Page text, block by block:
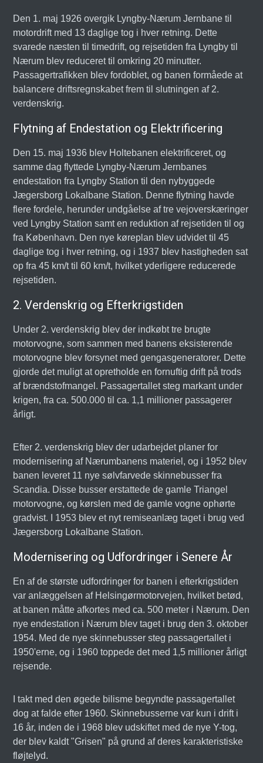
Den 1. maj 1926 overgik Lyngby-Nærum Jernbane til
motordrift med 13 daglige tog i hver retning. Dette
svarede næsten til timedrift, og rejsetiden fra Lyngby til
Nærum blev reduceret til omkring 20 minutter.
Passagertrafikken blev fordoblet, og banen formåede at
balancere driftsregnskabet frem til slutningen af 2.
verdenskrig.
Flytning af Endestation og Elektrificering
Den 15. maj 1936 blev Holtebanen elektrificeret, og
samme dag flyttede Lyngby-Nærum Jernbanes
endestation fra Lyngby Station til den nybyggede
Jægersborg Lokalbane Station. Denne flytning havde
flere fordele, herunder undgåelse af tre vejoverskæringer
ved Lyngby Station samt en reduktion af rejsetiden til og
fra København. Den nye køreplan blev udvidet til 45
daglige tog i hver retning, og i 1937 blev hastigheden sat
op fra 45 km/t til 60 km/t, hvilket yderligere reducerede
rejsetiden.
2. Verdenskrig og Efterkrigstiden
Under 2. verdenskrig blev der indkøbt tre brugte
motorvogne, som sammen med banens eksisterende
motorvogne blev forsynet med gengasgeneratorer. Dette
gjorde det muligt at opretholde en fornuftig drift på trods
af brændstofmangel. Passagertallet steg markant under
krigen, fra ca. 500.000 til ca. 1,1 millioner passagerer
årligt.
Efter 2. verdenskrig blev der udarbejdet planer for
modernisering af Nærumbanens materiel, og i 1952 blev
banen leveret 11 nye sølvfarvede skinnebusser fra
Scandia. Disse busser erstattede de gamle Triangel
motorvogne, og kørslen med de gamle vogne ophørte
gradvist. I 1953 blev et nyt remiseanlæg taget i brug ved
Jægersborg Lokalbane Station.
Modernisering og Udfordringer i Senere År
En af de største udfordringer for banen i efterkrigstiden
var anlæggelsen af Helsingørmotorvejen, hvilket betød,
at banen måtte afkortes med ca. 500 meter i Nærum. Den
nye endestation i Nærum blev taget i brug den 3. oktober
1954. Med de nye skinnebusser steg passagertallet i
1950'erne, og i 1960 toppede det med 1,5 millioner årligt
rejsende.
I takt med den øgede bilisme begyndte passagertallet
dog at falde efter 1960. Skinnebusserne var kun i drift i
16 år, inden de i 1968 blev udskiftet med de nye Y-tog,
der blev kaldt "Grisen" på grund af deres karakteristiske
fløjtelyd.